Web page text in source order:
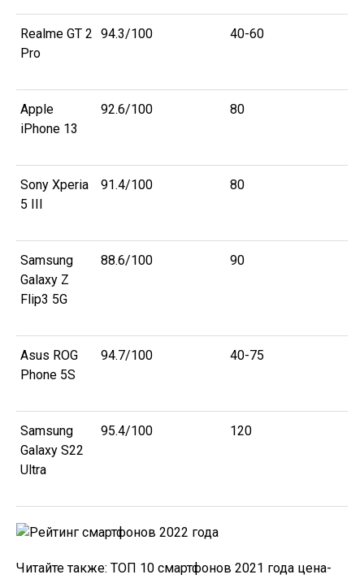
Realme GT 2
Pro
94.3/100 40-60
Apple
iPhone 13
92.6/100 80
Sony Xperia
5 III
91.4/100 80
Samsung
Galaxy Z
Flip3 5G
88.6/100 90
Asus ROG
Phone 5S
94.7/100 40-75
Samsung
Galaxy S22
Ultra
95.4/100 120
Читайте также: ТОП 10 смартфонов 2021 года цена-